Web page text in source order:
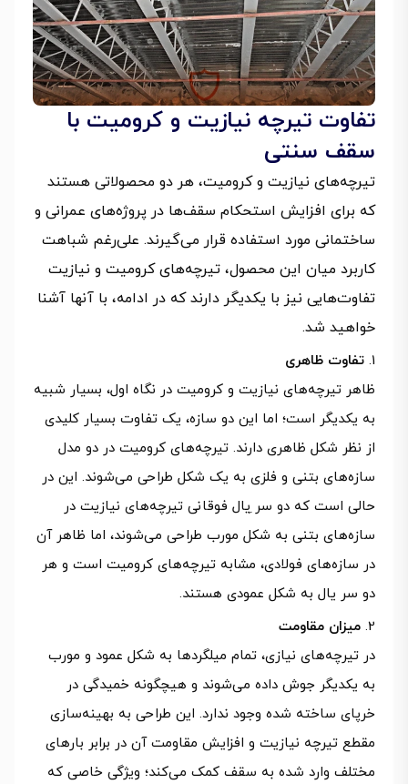
تفاوت تیرچه نیازیت و کرومیت با
سقف سنتی
تیرچه‌های نیازیت و کرومیت، هر دو محصولاتی هستند
که برای افزایش استحکام سقف‌ها در پروژه‌های عمرانی و
ساختمانی مورد استفاده قرار می‌گیرند. علی‌رغم شباهت
کاربرد میان این محصول، تیرچه‌های کرومیت و نیازیت
تفاوت‌هایی نیز با یکدیگر دارند که در ادامه، با آنها آشنا
خواهید شد.
تفاوت ظاهری
ظاهر تیرچه‌های نیازیت و کرومیت در نگاه اول، بسیار شبیه
به یکدیگر است؛ اما این دو سازه، یک تفاوت بسیار کلیدی
از نظر شکل ظاهری دارند. تیرچه‌های کرومیت در دو مدل
سازه‌های بتنی و فلزی به یک شکل طراحی می‌شوند. این در
حالی است که دو سر ِیال فوقانی تیرچه‌های نیازیت در
سازه‌های بتنی به شکل مورب طراحی می‌شوند، اما ظاهر آن
در سازه‌های فولادی، مشابه تیرچه‌های کرومیت است و هر
دو سر یال به شکل عمودی هستند.
میزان مقاومت
در تیرچه‌های نیازی، تمام میلگردها به شکل عمود و مورب
به یکدیگر جوش داده می‌شوند و هیچگونه خمیدگی در
خرپای ساخته شده وجود ندارد. این طراحی به بهینه‌سازی
مقطع تیرچه نیازیت و افزایش مقاومت آن در برابر بارهای
مختلف وارد شده به سقف کمک می‌کند؛ ویژگی خاصی که